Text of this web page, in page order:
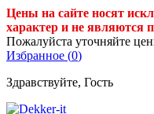
Цены на сайте носят
характер и не являются
Пожалуйста уточняйте
Избранное (0)
Здравствуйте, Гость